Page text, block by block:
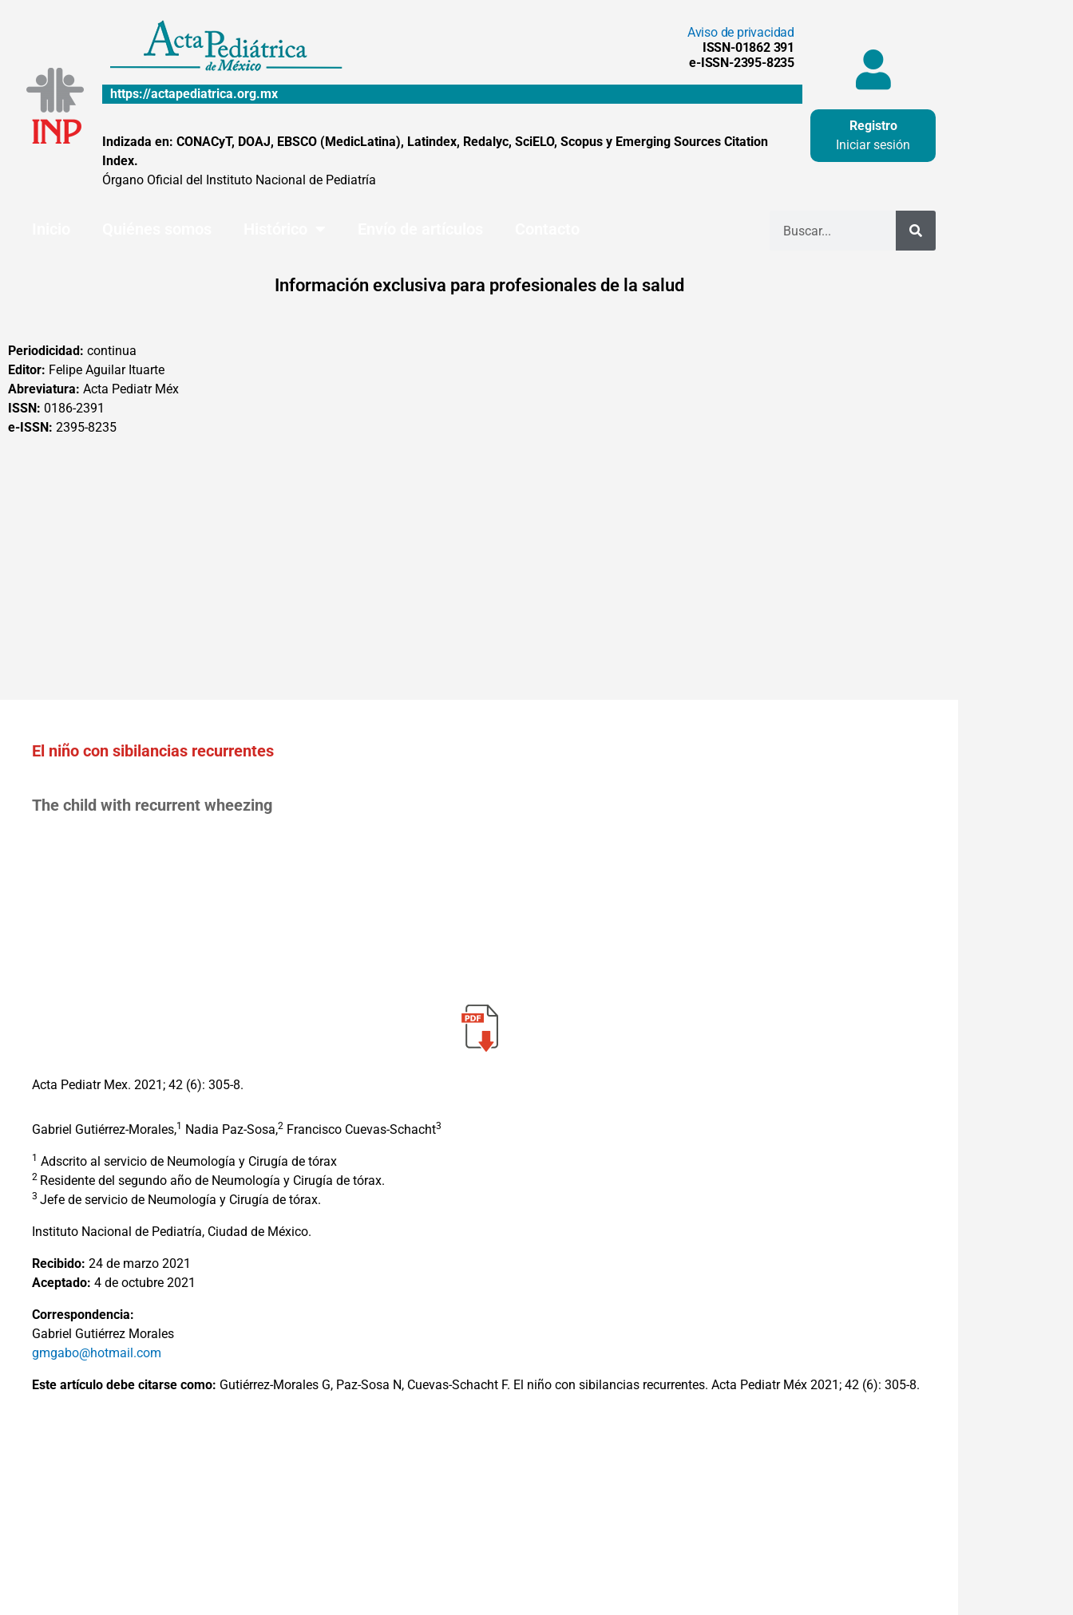
Aviso de privacidad
ISSN-01862 391
e-ISSN-2395-8235
https://actapediatrica.org.mx
Indizada en: CONACyT, DOAJ, EBSCO (MedicLatina), Latindex, Redalyc, SciELO, Scopus y Emerging Sources Citation
Index.
Órgano Oficial del Instituto Nacional de Pediatría
Registro
Iniciar sesión
Información exclusiva para profesionales de la salud
Periodicidad: continua
Editor: Felipe Aguilar Ituarte
Abreviatura: Acta Pediatr Méx
ISSN: 0186-2391
e-ISSN: 2395-8235
El niño con sibilancias recurrentes
The child with recurrent wheezing
Acta Pediatr Mex. 2021; 42 (6): 305-8.
Gabriel Gutiérrez-Morales,1 Nadia Paz-Sosa,2 Francisco Cuevas-Schacht3
1 Adscrito al servicio de Neumología y Cirugía de tórax
2 Residente del segundo año de Neumología y Cirugía de tórax.
3 Jefe de servicio de Neumología y Cirugía de tórax.
Instituto Nacional de Pediatría, Ciudad de México.
Recibido: 24 de marzo 2021
Aceptado: 4 de octubre 2021
Correspondencia:
Gabriel Gutiérrez Morales
gmgabo@hotmail.com
Este artículo debe citarse como: Gutiérrez-Morales G, Paz-Sosa N, Cuevas-Schacht F. El niño con sibilancias recurrentes. Acta Pediatr Méx 2021; 42 (6): 305-8.